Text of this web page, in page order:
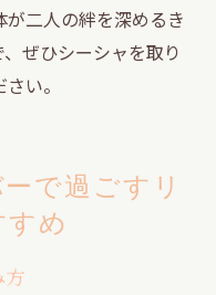
二人の絆を深めるき
ぜひシーシャを取り
い。
で過ごすリ
め
方